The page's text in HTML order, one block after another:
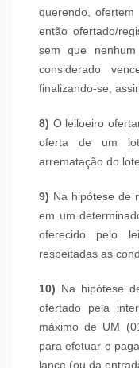
querendo,
então ofertado/
sem que
considerado
finalizando-se,
8) O leiloeiro
oferta de um
arrematação do
9) Na hipótese de
em um
oferecido pelo
respeitadas as
10) Na hipótese
ofertado pela
máximo de UM
para efetuar o
lance (ou da